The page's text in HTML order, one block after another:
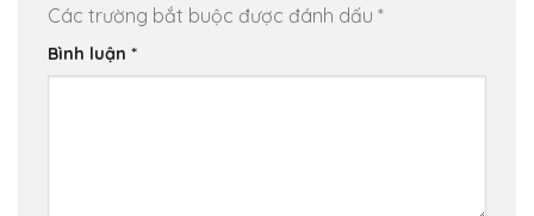
Các trường bắt buộc được đánh dấu *
Bình luận *